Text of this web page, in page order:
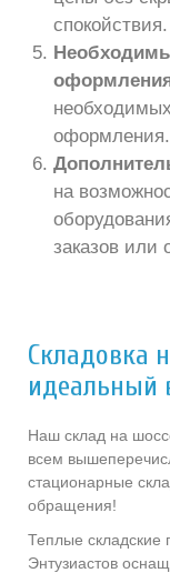
спокойствия.
оформления.
на
заказов или
Складовка
идеальный
Наш склад на
всем
стационарные
обращения!
Теплые
Энтузиастов